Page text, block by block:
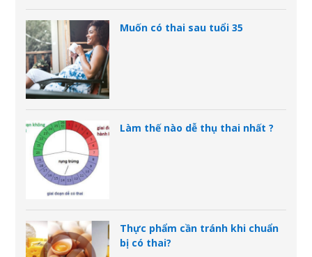
Muốn có thai sau tuổi 35
Làm thế nào dễ thụ thai nhất ?
Thực phẩm cần tránh khi chuẩn
bị có thai?